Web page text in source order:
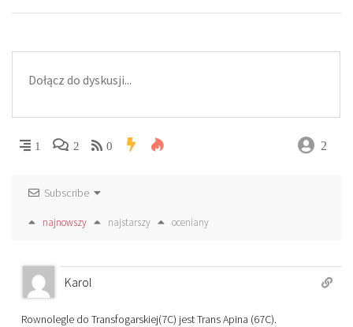
1 2 0 2
Subscribe
najnowszy najstarszy oceniany
Karol
Rownolegle do Transfogarskiej(7C) jest Trans Apina (67C).